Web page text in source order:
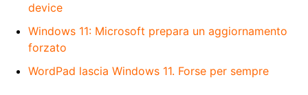
device
Windows 11: Microsoft prepara un aggiornamento
forzato
WordPad lascia Windows 11. Forse per sempre